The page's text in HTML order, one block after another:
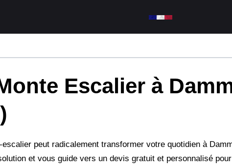
Escalier à
escalier peut radicalement transformer votre quotidien à
et vous guide vers un devis gratuit et personnalisé